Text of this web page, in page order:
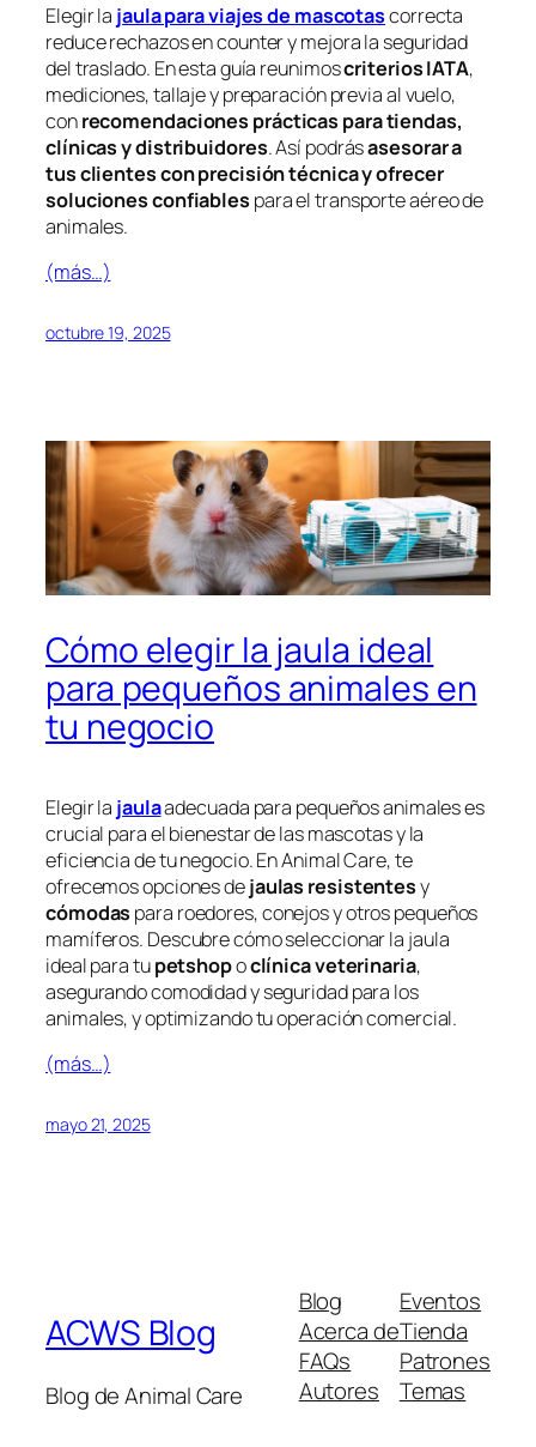
Elegir la jaula para viajes de mascotascorrecta
reduce rechazos en counter y mejora la seguridad
del traslado. En esta guía reunimoscriterios IATA,
mediciones, tallaje y preparación previa al vuelo,
conrecomendaciones prácticas para tiendas,
clínicas y distribuidores. Así podrásasesorar a
tus clientes con precisión técnica y ofrecer
soluciones confiables para el transporte aéreo de
animales.
(más…)
octubre 19, 2025
Cómo elegir la jaula ideal
para pequeños animales en
tu negocio
Elegir la jaulaadecuada para pequeños animales es
crucial para el bienestar de las mascotas y la
eficiencia de tu negocio. En Animal Care, te
ofrecemos opciones dejaulas resistentesy
cómodas para roedores, conejos y otros pequeños
mamíferos. Descubre cómo seleccionar la jaula
ideal para tupetshopoclínica veterinaria,
asegurando comodidad y seguridad para los
animales, y optimizando tu operación comercial.
(más…)
mayo 21, 2025
ACWS Blog
Blog de Animal Care
Blog
Acerca de
FAQs
Autores
Eventos
Tienda
Patrones
Temas